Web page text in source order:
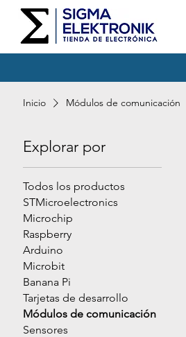
Inicio Módulos de comunicación
Explorar por
Todos los productos
STMicroelectronics
Microchip
Raspberry
Arduino
Microbit
Banana Pi
Tarjetas de desarrollo
Módulos de comunicación
Sensores